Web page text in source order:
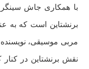
با همکاری جاش سینگر
برنشتاین است که به
مربی موسیقی،
نقش برنشتاین در